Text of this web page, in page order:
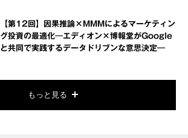
【第12回】因果推論×MMMによるマーケティン
グ投資の最適化―エディオン×博報堂がGoogle
と共同で実践するデータドリブンな意思決定―
もっと見る